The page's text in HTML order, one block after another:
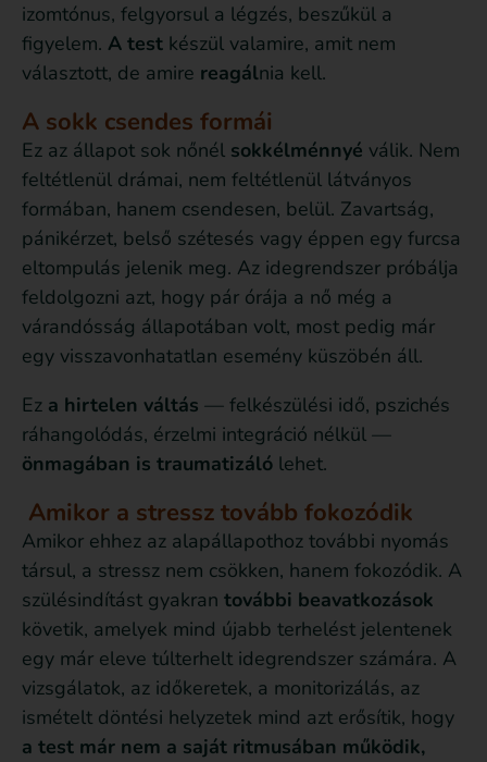
izomtónus, felgyorsul a légzés, beszűkül a
figyelem. A test készül valamire, amit nem
választott, de amire reagálnia kell.
A sokk csendes formái
Ez az állapot sok nőnél sokkélménnyé válik. Nem
feltétlenül drámai, nem feltétlenül látványos
formában, hanem csendesen, belül. Zavartság,
pánikérzet, belső szétesés vagy éppen egy furcsa
eltompulás jelenik meg. Az idegrendszer próbálja
feldolgozni azt, hogy pár órája a nő még a
várandósság állapotában volt, most pedig már
egy visszavonhatatlan esemény küszöbén áll.
Ez a hirtelen váltás — felkészülési idő, pszichés
ráhangolódás, érzelmi integráció nélkül —
önmagában is traumatizáló lehet.
Amikor a stressz tovább fokozódik
Amikor ehhez az alapállapothoz további nyomás
társul, a stressz nem csökken, hanem fokozódik. A
szülésindítást gyakran további beavatkozások
követik, amelyek mind újabb terhelést jelentenek
egy már eleve túlterhelt idegrendszer számára. A
vizsgálatok, az időkeretek, a monitorizálás, az
ismételt döntési helyzetek mind azt erősítik, hogy
a test már nem a saját ritmusában működik,